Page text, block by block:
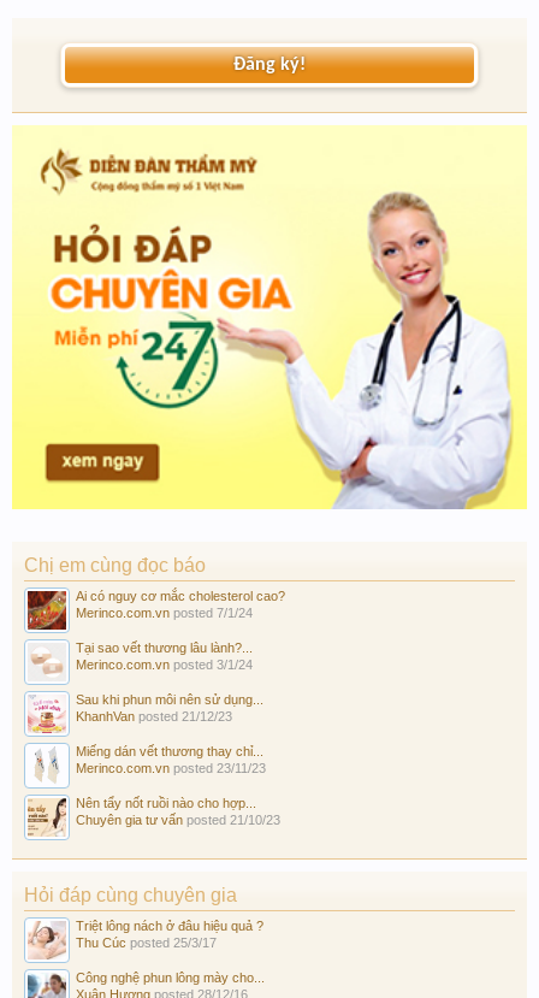
Đăng ký!
Chị em cùng đọc báo
Ai có nguy cơ mắc cholesterol cao?
Merinco.com.vn posted 7/1/24
Tại sao vết thương lâu lành?...
Merinco.com.vn posted 3/1/24
Sau khi phun môi nên sử dụng...
KhanhVan posted 21/12/23
Miếng dán vết thương thay chỉ...
Merinco.com.vn posted 23/11/23
Nên tẩy nốt ruồi nào cho hợp...
Chuyên gia tư vấn posted 21/10/23
Hỏi đáp cùng chuyên gia
Triệt lông nách ở đâu hiệu quả ?
Thu Cúc posted 25/3/17
Công nghệ phun lông mày cho...
Xuân Hương posted 28/12/16